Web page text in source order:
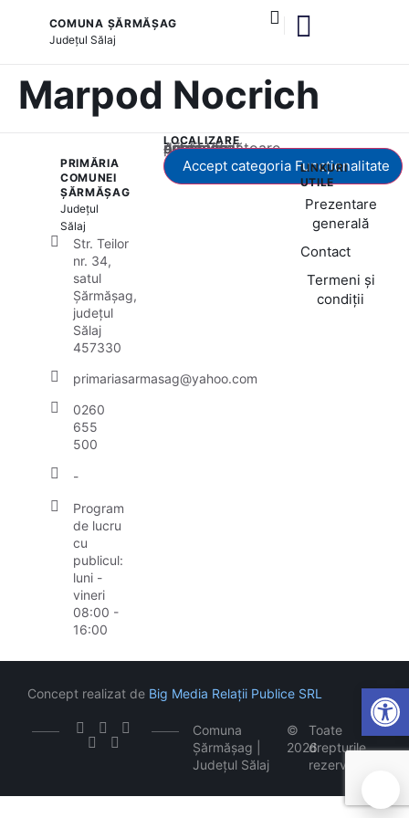
COMUNA ȘĂRMĂȘAG
Județul Sălaj
Marpod Nocrich
PRIMĂRIA
COMUNEI
ȘĂRMĂȘAG
Județul
Sălaj
Str. Teilor
nr. 34,
satul
Șărmășag,
județul
Sălaj
457330
primariasarmasag@yahoo.com
0260
655
500
-
Program
de lucru
cu
publicul:
luni -
vineri
08:00 -
16:00
LOCALIZARE
Acest conținut este blocat până când acceptați categoria corespunzătoare de cookie-uri.
Accept categoria Funcționalitate
LINKURI
UTILE
Prezentare
generală
Contact
Termeni și
condiții
Comuna
Șărmășag |
Județul Sălaj
©
2026
Toate
drepturile
rezervate
Concept realizat de Big Media Relații Publice SRL